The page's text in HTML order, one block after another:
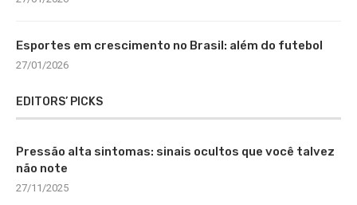
Esportes em crescimento no Brasil: além do futebol
27/01/2026
EDITORS’ PICKS
Pressão alta sintomas: sinais ocultos que você talvez
não note
27/11/2025